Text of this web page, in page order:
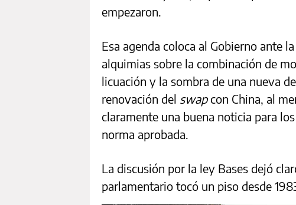
empezaron.
Esa agenda coloca al Gobierno ante
alquimias sobre la combinación de
licuación y la sombra de una nueva
renovación del swap con China, al
claramente una buena noticia para
norma aprobada.
La discusión por la ley Bases dejó
parlamentario tocó un piso desde